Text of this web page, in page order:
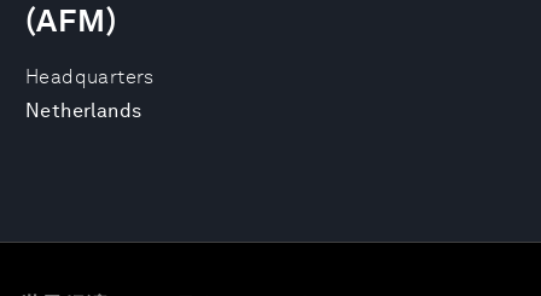
Headquarters
Netherlands
(AFM)